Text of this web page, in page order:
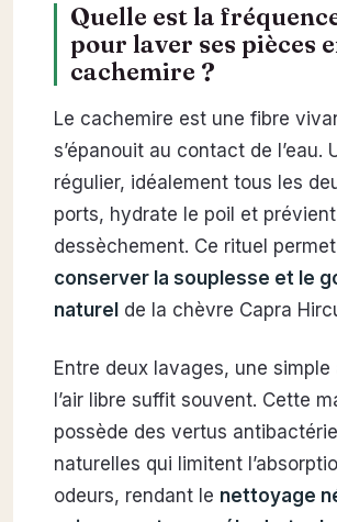
Quelle est la
pour laver ses pièces
cachemire ?
Le cachemire est une fibre
s’épanouit au contact de l’eau.
régulier, idéalement tous les
ports, hydrate le poil et
dessèchement. Ce rituel
conserver la souplesse et le
naturelde la chèvre Capra
Entre deux lavages, une simple
l’air libre suffit souvent. Cette
possède des vertus
naturelles qui limitent
odeurs, rendant le nettoyage